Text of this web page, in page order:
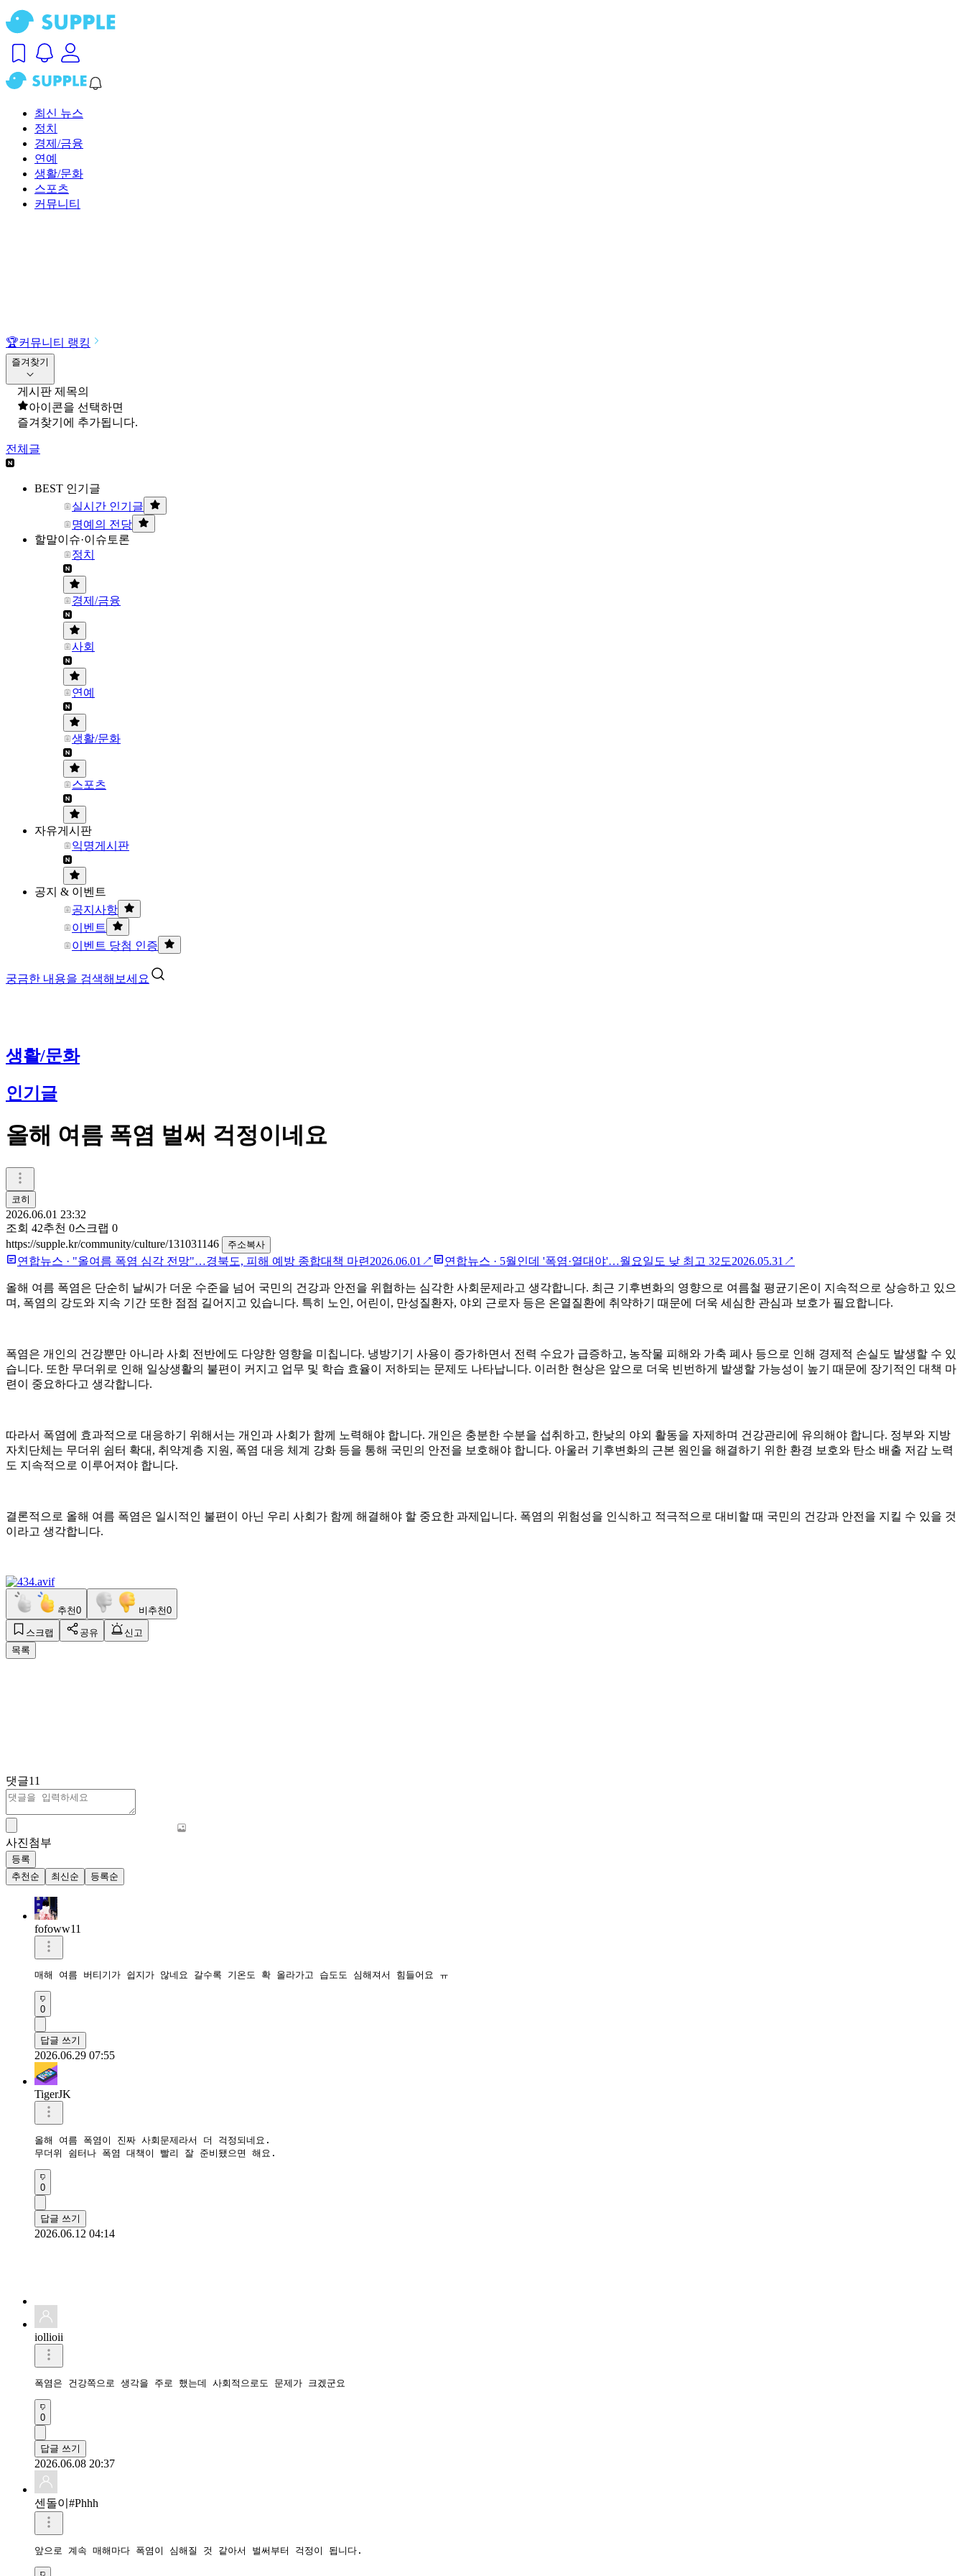
최신 뉴스
정치
경제/금융
연예
생활/문화
스포츠
커뮤니티
🏆커뮤니티 랭킹
즐겨찾기
게시판 제목의
아이콘을 선택하면
즐겨찾기에 추가됩니다.
전체글
BEST 인기글
실시간 인기글
명예의 전당
할말이슈·이슈토론
정치
경제/금융
사회
연예
생활/문화
스포츠
자유게시판
익명게시판
공지 & 이벤트
공지사항
이벤트
이벤트 당첨 인증
궁금한 내용을 검색해보세요
생활/문화
인기글
올해 여름 폭염 벌써 걱정이네요
코히
2026.06.01 23:32
조회 42추천 0스크랩 0
https://supple.kr/community/culture/131031146
주소복사
연합뉴스 · "올여름 폭염 심각 전망"…경북도, 피해 예방 종합대책 마련 2026.06.01 ↗ 연합뉴스 · 5월인데 '폭염·열대야'…월요일도 낮 최고 32도2026.05.31 ↗
올해 여름 폭염은 단순히 날씨가 더운 수준을 넘어 국민의 건강과 안전을 위협하는 심각한 사회문제라고 생각합니다. 최근 기후변화의 영향으로 여름철 평균기온이 지속적으로 상승하고 있으
며, 폭염의 강도와 지속 기간 또한 점점 길어지고 있습니다. 특히 노인, 어린이, 만성질환자, 야외 근로자 등은 온열질환에 취약하기 때문에 더욱 세심한 관심과 보호가 필요합니다.
폭염은 개인의 건강뿐만 아니라 사회 전반에도 다양한 영향을 미칩니다. 냉방기기 사용이 증가하면서 전력 수요가 급증하고, 농작물 피해와 가축 폐사 등으로 인해 경제적 손실도 발생할 수 있
습니다. 또한 무더위로 인해 일상생활의 불편이 커지고 업무 및 학습 효율이 저하되는 문제도 나타납니다. 이러한 현상은 앞으로 더욱 빈번하게 발생할 가능성이 높기 때문에 장기적인 대책 마
련이 중요하다고 생각합니다.
따라서 폭염에 효과적으로 대응하기 위해서는 개인과 사회가 함께 노력해야 합니다. 개인은 충분한 수분을 섭취하고, 한낮의 야외 활동을 자제하며 건강관리에 유의해야 합니다. 정부와 지방
자치단체는 무더위 쉼터 확대, 취약계층 지원, 폭염 대응 체계 강화 등을 통해 국민의 안전을 보호해야 합니다. 아울러 기후변화의 근본 원인을 해결하기 위한 환경 보호와 탄소 배출 저감 노력
도 지속적으로 이루어져야 합니다.
결론적으로 올해 여름 폭염은 일시적인 불편이 아닌 우리 사회가 함께 해결해야 할 중요한 과제입니다. 폭염의 위험성을 인식하고 적극적으로 대비할 때 국민의 건강과 안전을 지킬 수 있을 것
이라고 생각합니다.
추천0 비추천0
스크랩 공유
신고
목록
댓글11
사진첨부
등록
추천순
최신순 등록순
fofoww11
매해 여름 버티기가 쉽지가 않네요 갈수록 기온도 확 올라가고 습도도 심해져서 힘들어요 ㅠ
0
답글 쓰기
2026.06.29 07:55
TigerJK
올해 여름 폭염이 진짜 사회문제라서 더 걱정되네요.
무더위 쉼터나 폭염 대책이 빨리 잘 준비됐으면 해요.
0
답글 쓰기
2026.06.12 04:14
iollioii
폭염은 건강쪽으로 생각을 주로 했는데 사회적으로도 문제가 크겠군요
0
답글 쓰기
2026.06.08 20:37
센돌이#Phhh
앞으로 계속 매해마다 폭염이 심해질 것 같아서 벌써부터 걱정이 됩니다.